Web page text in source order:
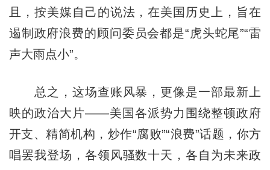
且，按美媒自己的说法，在美国历史上，旨在
遏制政府浪费的顾问委员会都是“虎头蛇尾”“雷
声大雨点小”。
总之，这场查账风暴，更像是一部最新上
映的政治大片——美国各派势力围绕整顿政府
开支、精简机构，炒作“腐败”“浪费”话题，你方
唱罢我登场，各领风骚数十天，各自为未来政